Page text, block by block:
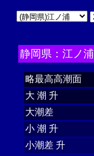
静岡県：江ノ浦
略最高高潮面
大 潮 升
大潮差
小 潮 升
小潮差 升